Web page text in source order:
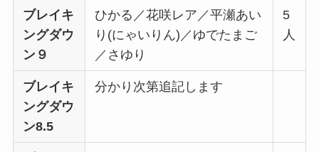
ブレイキ
ングダウ
ン９
ひかる／花咲レア／平瀬あい
り(にゃいりん)／ゆでたまご
／さゆり
5
人
ブレイキ
ングダウ
ン8.5
分かり次第追記します